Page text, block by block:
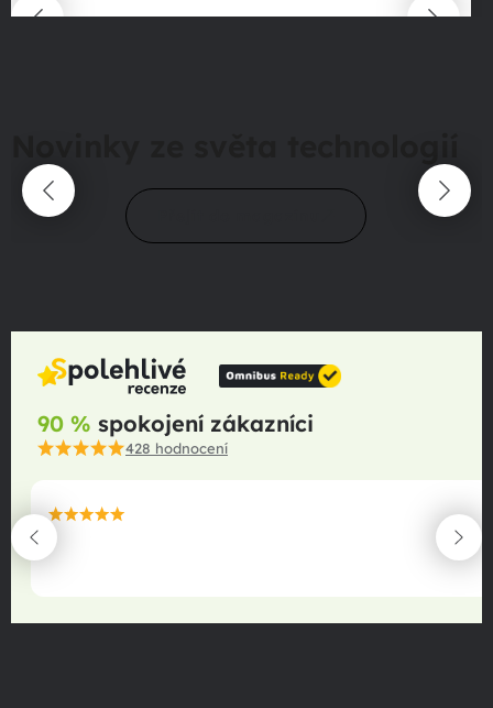
90 % spokojení zákazníci
428 hodnocení
maximální spokojenost
22.06.2025